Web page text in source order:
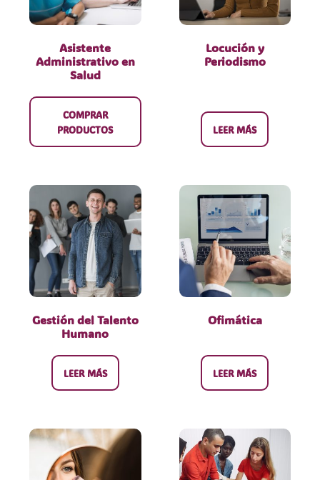
Asistente
Administrativo en
Salud
COMPRAR
PRODUCTOS
Locución y
Periodismo
LEER MÁS
Gestión del Talento
Humano
LEER MÁS
Ofimática
LEER MÁS